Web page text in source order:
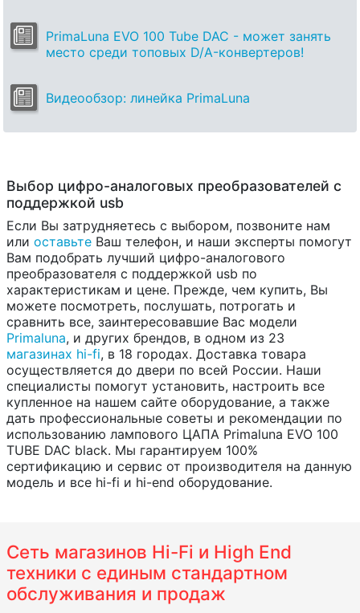
PrimaLuna EVO 100 Tube DAC - может занять
место среди топовых D/A-конвертеров!
Видеообзор: линейка PrimaLuna
Выбор цифро-аналоговых преобразователей с
поддержкой usb
Если Вы затрудняетесь с выбором, позвоните нам
или оставьте Ваш телефон, и наши эксперты помогут
Вам подобрать лучший цифро-аналогового
преобразователя с поддержкой usb по
характеристикам и цене. Прежде, чем купить, Вы
можете посмотреть, послушать, потрогать и
сравнить все, заинтересовавшие Вас модели
Primaluna, и других брендов, в одном из 23
магазинах hi-fi, в 18 городах. Доставка товара
осуществляется до двери по всей России. Наши
специалисты помогут установить, настроить все
купленное на нашем сайте оборудование, а также
дать профессиональные советы и рекомендации по
использованию лампового ЦАПА Primaluna EVO 100
TUBE DAC black. Мы гарантируем 100%
сертификацию и сервис от производителя на данную
модель и все hi-fi и hi-end оборудование.
Сеть магазинов Hi-Fi и High End
техники с единым стандартном
обслуживания и продаж